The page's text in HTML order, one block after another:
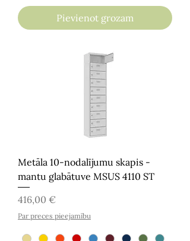
Pievienot grozam
Metāla 10-nodalījumu skapis -
mantu glabātuve MSUS 4110 ST
Cena
416,00 €
Par preces pieejamību